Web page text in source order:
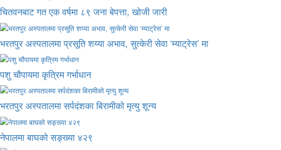
चितवनबाट गत एक वर्षमा ८९ जना बेपत्ता, खोजी जारी
भरतपुर अस्पतालमा प्रसूति शय्या अभाव, सुत्केरी सेवा ‘म्याट्रेस’ मा
पशु चौपायमा कृत्रिम गर्भाधान
भरतपुर अस्पतालमा सर्पदंशका बिरामीको मृत्यु शून्य
नेपालमा बाघको सङ्ख्या ४२९